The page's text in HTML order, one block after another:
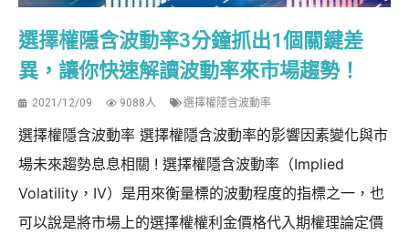
選擇權隱含波動率3分鐘抓出1個關鍵差
異，讓你快速解讀波動率來市場趨勢！
2021/12/09 9088人 選擇權隱含波動率
選擇權隱含波動率 選擇權隱含波動率的影響因素變化與市
場未來趨勢息息相關 ! 選擇權隱含波動率（Implied
Volatility，IV）是用來衡量標的波動程度的指標之一，也
可以說是將市場上的選擇權權利金價格代入期權理論定價